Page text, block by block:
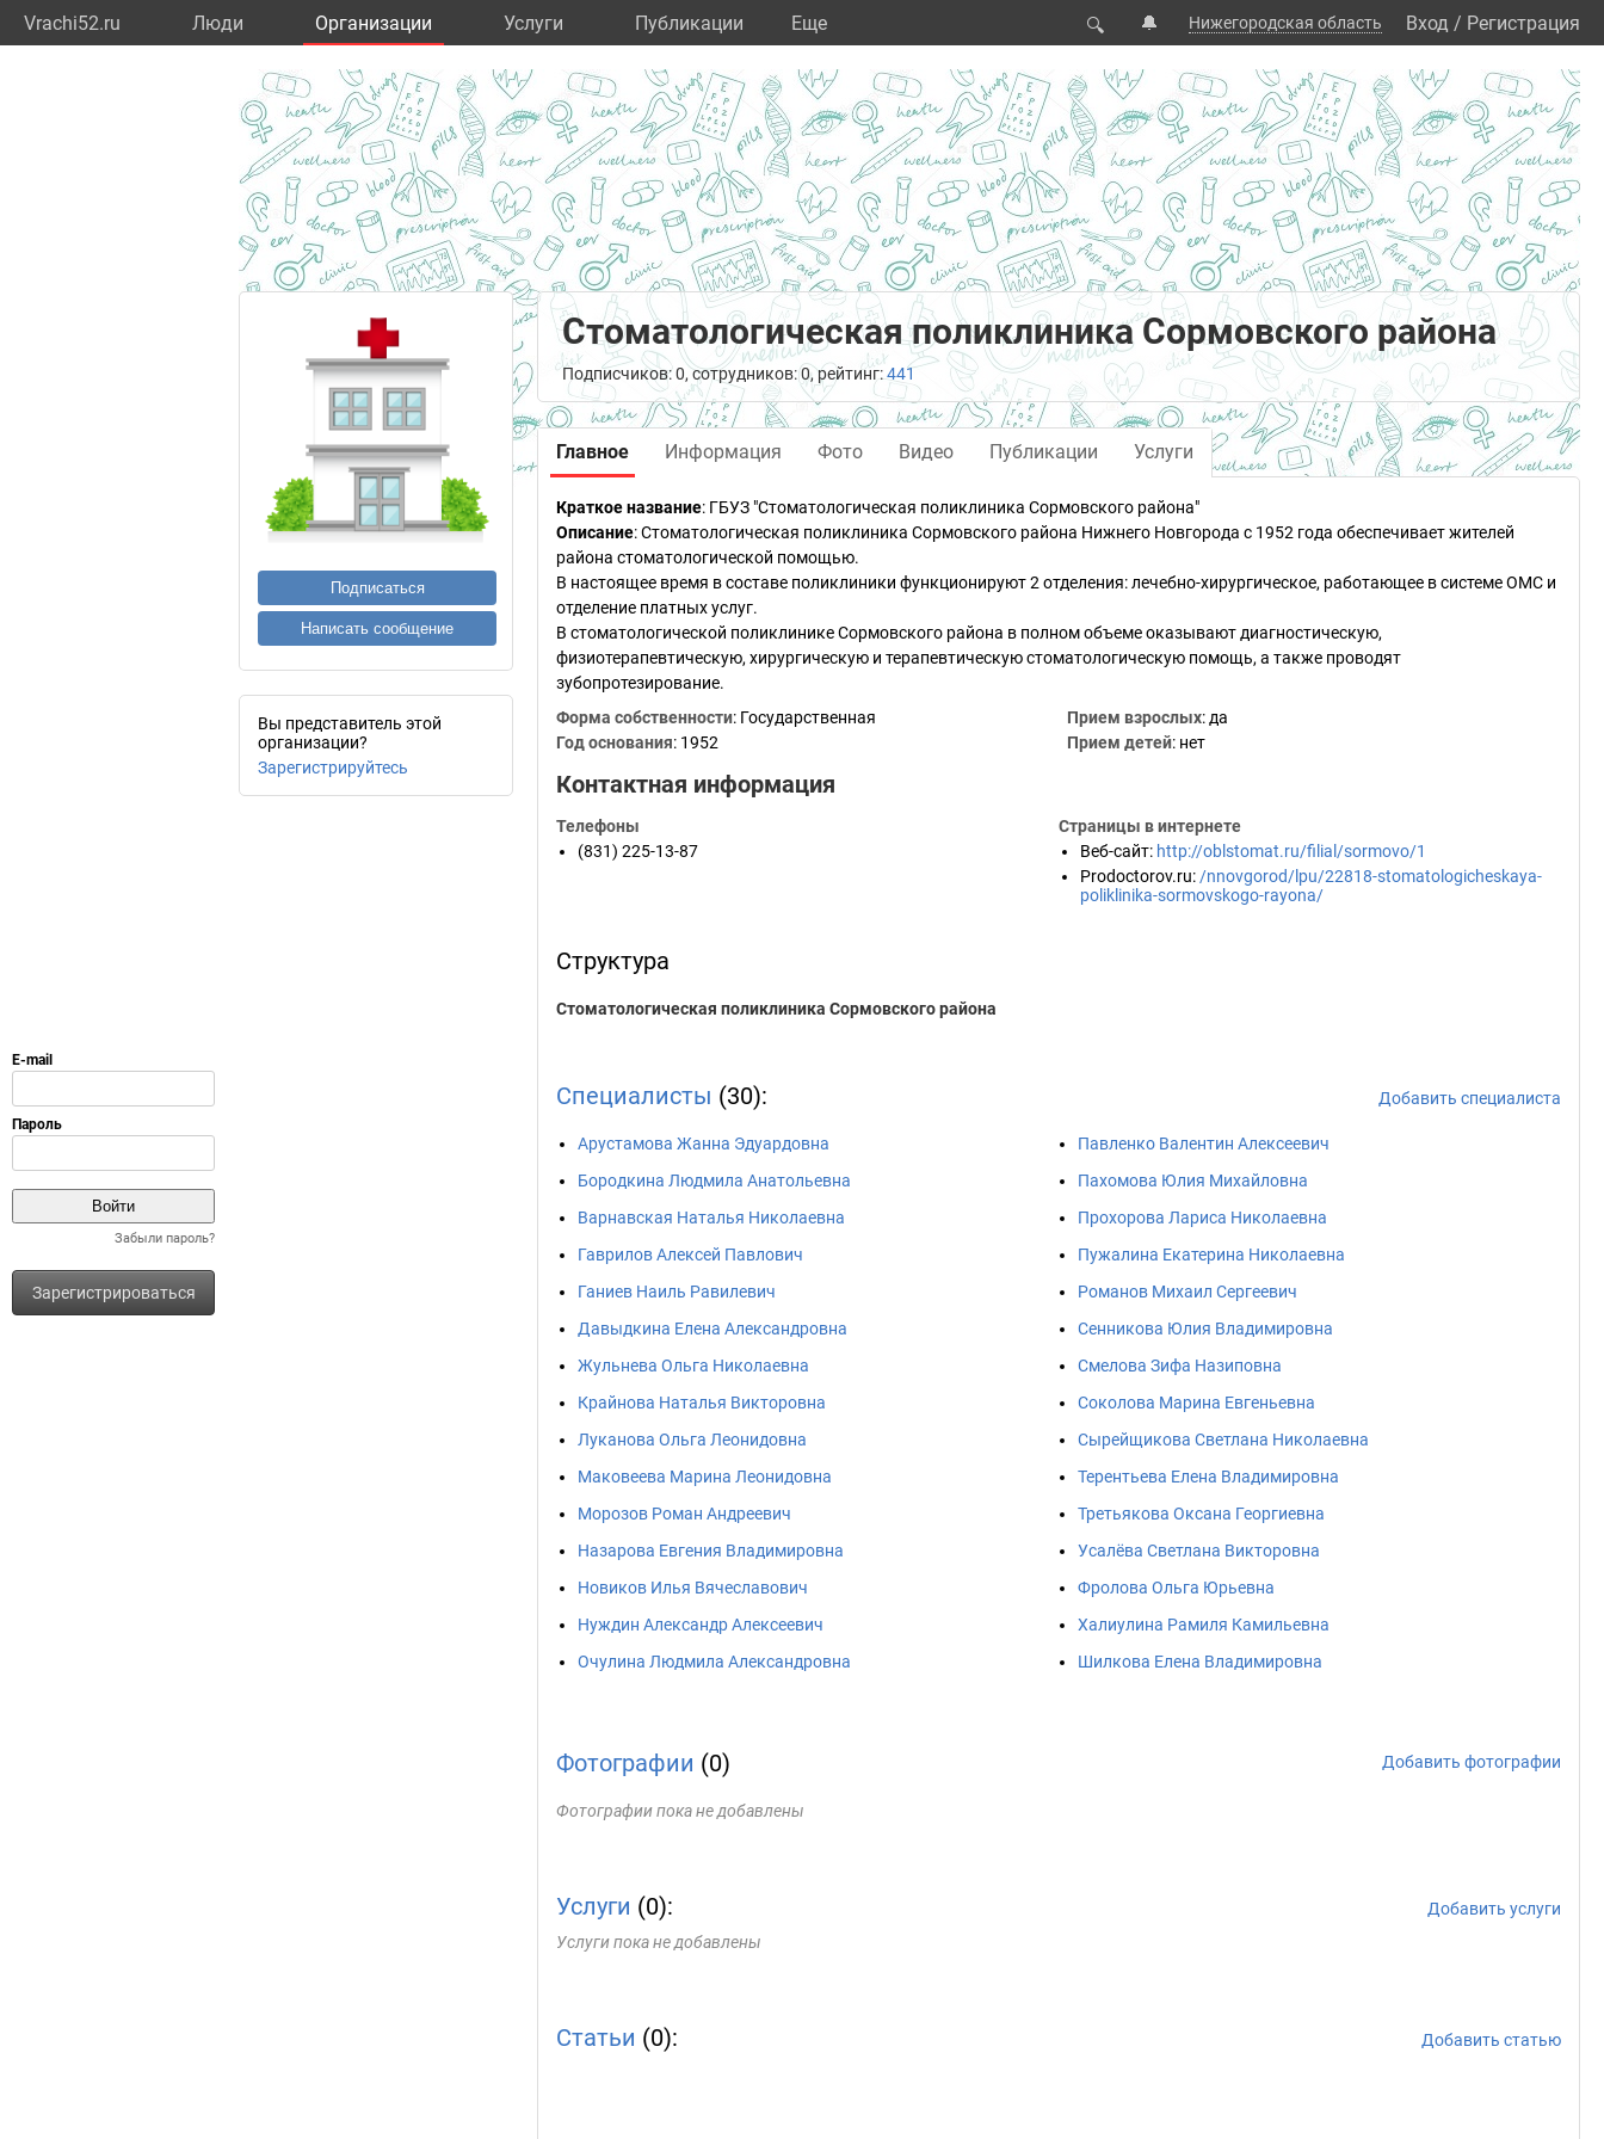
Vrachi52.ru Люди Организации Услуги Публикации Eще 🔍 🔔 Нижегородская область Вход / Регистрация
Забыли пароль?
Зарегистрироваться
Подписаться
Написать сообщение
Вы представитель этой
организации?
Зарегистрируйтесь
Стоматологическая поликлиника Сормовского района
Подписчиков: 0, сотрудников: 0, рейтинг:441
Главное Информация Фото Видео Публикации Услуги
Краткое название: ГБУЗ "Стоматологическая поликлиника Сормовского района"
Описание: Стоматологическая поликлиника Сормовского района Нижнего Новгорода с 1952 года обеспечивает жителей
района стоматологической помощью.
В настоящее время в составе поликлиники функционируют 2 отделения: лечебно-хирургическое, работающее в системе ОМС и
отделение платных услуг.
В стоматологической поликлинике Сормовского района в полном объеме оказывают диагностическую,
физиотерапевтическую, хирургическую и терапевтическую стоматологическую помощь, а также проводят
зубопротезирование.
Форма собственности: Государственная
Год основания: 1952
Прием взрослых: да
Прием детей: нет
Контактная информация
Телефоны
(831) 225-13-87
Страницы в интернете
Веб-сайт: http://oblstomat.ru/filial/sormovo/1
Prodoctorov.ru: /nnovgorod/lpu/22818-stomatologicheskaya-
poliklinika-sormovskogo-rayona/
Структура
Стоматологическая поликлиника Сормовского района
Специалисты (30): Добавить специалиста
Арустамова Жанна Эдуардовна
Бородкина Людмила Анатольевна
Варнавская Наталья Николаевна
Гаврилов Алексей Павлович
Ганиев Наиль Равилевич
Давыдкина Елена Александровна
Жульнева Ольга Николаевна
Крайнова Наталья Викторовна
Луканова Ольга Леонидовна
Маковеева Марина Леонидовна
Морозов Роман Андреевич
Назарова Евгения Владимировна
Новиков Илья Вячеславович
Нуждин Александр Алексеевич
Очулина Людмила Александровна
Павленко Валентин Алексеевич
Пахомова Юлия Михайловна
Прохорова Лариса Николаевна
Пужалина Екатерина Николаевна
Романов Михаил Сергеевич
Сенникова Юлия Владимировна
Смелова Зифа Назиповна
Соколова Марина Евгеньевна
Сырейщикова Светлана Николаевна
Терентьева Елена Владимировна
Третьякова Оксана Георгиевна
Усалёва Светлана Викторовна
Фролова Ольга Юрьевна
Халиулина Рамиля Камильевна
Шилкова Елена Владимировна
Фотографии (0) Добавить фотографии
Фотографии пока не добавлены
Услуги (0):
Добавить услуги
Услуги пока не добавлены
Статьи (0): Добавить статью